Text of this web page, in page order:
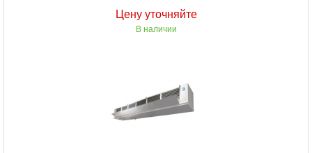
Цену уточняйте
В наличии